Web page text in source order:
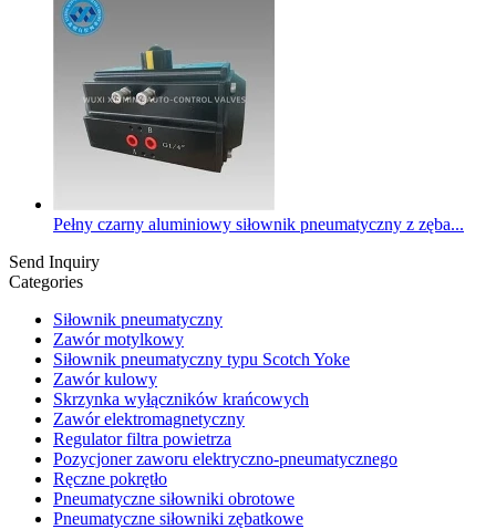
Pełny czarny aluminiowy siłownik pneumatyczny z zęba...
Send Inquiry
Categories
Siłownik pneumatyczny
Zawór motylkowy
Siłownik pneumatyczny typu Scotch Yoke
Zawór kulowy
Skrzynka wyłączników krańcowych
Zawór elektromagnetyczny
Regulator filtra powietrza
Pozycjoner zaworu elektryczno-pneumatycznego
Ręczne pokrętło
Pneumatyczne siłowniki obrotowe
Pneumatyczne siłowniki zębatkowe